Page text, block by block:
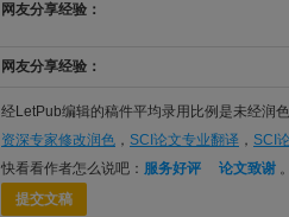
网友分享经验：
网友分享经验：
经LetPub编辑的稿件平均录用比例是未经润
资深专家修改润色 ， SCI论文专业翻译 ， SCI
快看看作者怎么说吧： 服务好评 论文致谢
提交文稿